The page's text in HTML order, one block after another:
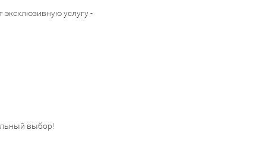
эксклюзивную услугу -
выбор!